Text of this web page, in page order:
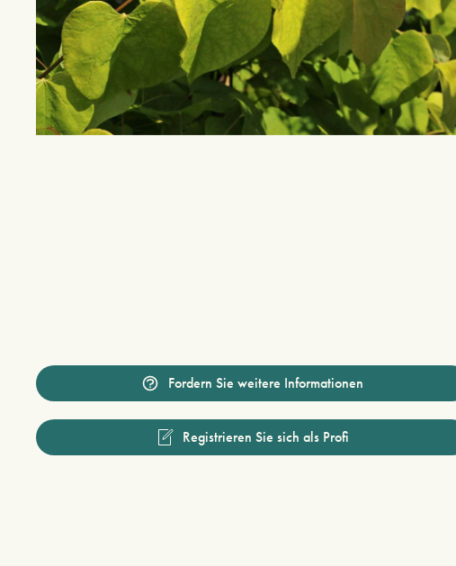
Fordern Sie weitere Informationen
Registrieren Sie sich als Profi